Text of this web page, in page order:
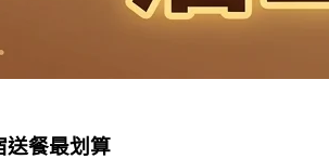
送餐最划算